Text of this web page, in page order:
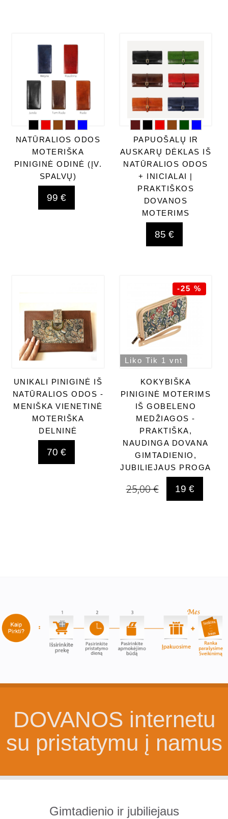
NATŪRALIOS ODOS
MOTERIŠKA
PINIGINĖ ODINĖ (ĮV.
SPALVŲ)
99 €
PAPUOŠALŲ IR
AUSKARŲ DĖKLAS IŠ
NATŪRALIOS ODOS
+ INICIALAI |
PRAKTIŠKOS
DOVANOS
MOTERIMS
85 €
UNIKALI PINIGINĖ IŠ
NATŪRALIOS ODOS -
MENIŠKA VIENETINĖ
MOTERIŠKA
DELNINĖ
70 €
-25 %
Liko Tik 1 vnt
KOKYBIŠKA
PINIGINĖ MOTERIMS
IŠ GOBELENO
MEDŽIAGOS -
PRAKTIŠKA,
NAUDINGA DOVANA
GIMTADIENIO,
JUBILIEJAUS PROGA
25,00 € 19 €
DOVANOS internetu
su pristatymu į namus
Gimtadienio ir jubiliejaus